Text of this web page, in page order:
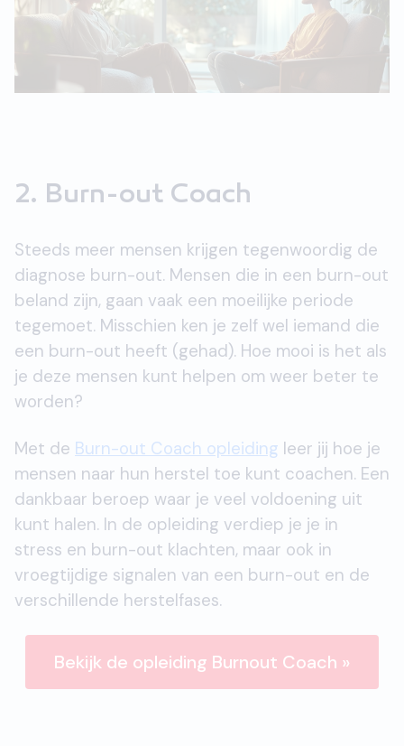
2. Burn-out Coach
Steeds meer mensen krijgen tegenwoordig de
diagnose burn-out. Mensen die in een burn-out
beland zijn, gaan vaak een moeilijke periode
tegemoet. Misschien ken je zelf wel iemand die
een burn-out heeft (gehad). Hoe mooi is het als
je deze mensen kunt helpen om weer beter te
worden?
Met de Burn-out Coach opleiding leer jij hoe je
mensen naar hun herstel toe kunt coachen. Een
dankbaar beroep waar je veel voldoening uit
kunt halen. In de opleiding verdiep je je in
stress en burn-out klachten, maar ook in
vroegtijdige signalen van een burn-out en de
verschillende herstelfases.
Bekijk de opleiding Burnout Coach »